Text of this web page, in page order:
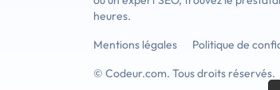
heures.
Mentions légales
Politique de
© Codeur.com. Tous droits réservés.